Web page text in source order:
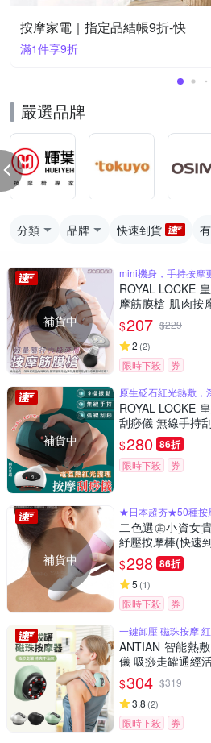
按摩家電｜指定品結帳9折-快
滿1件享9折
嚴選品牌
分類 品牌 快速到貨
補貨中
mini機身，手持按摩
ROYAL LOCKE
摩筋膜槍 肌肉按
你筋膜槍 身體按
$207 $229
2 (2)
限時下殺 券
補貨中
原生砭石紅光熱敷，
ROYAL LOCKE
刮痧儀 無線手持
紅光熱敷按摩 USB
$280 86折
限時下殺 券
補貨中
★日本超夯★50種按
二色選㊣小資女
紓壓按摩棒(快速
$298 86折
5 (1)
限時下殺
券
一鍵卸壓 磁珠按摩
ANTIAN 智能熱
儀 吸痧走罐通經
$304 $319
3.8 (2)
限時下殺
券